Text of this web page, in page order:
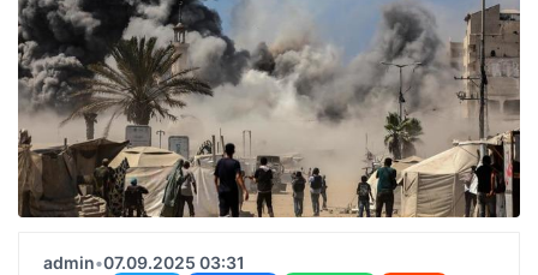
admin•07.09.2025 03:31